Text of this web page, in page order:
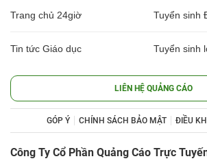
Trang chủ 24giờ Tuyển sinh
Tin tức Giáo dục Tuyển sinh
LIÊN HỆ QUẢNG CÁO
GÓP Ý CHÍNH SÁCH BẢO MẬT ĐIỀU
Công Ty Cổ Phần Quảng Cáo Trực